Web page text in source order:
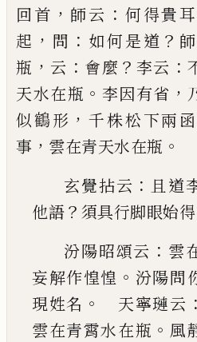
回首 ， 師云 ： 何得貴
起 ， 問 ： 如何是道 ？
瓶 ， 云 ： 會麼 ？ 李云 ：
天水在瓶 。 李因有省 ，
似鶴形 ，千株松下兩
事 ， 雲在青天水在瓶 。
玄覺拈云 ： 且道
他語？ 須具行脚眼始得
汾陽昭頌云 ： 雲
妄解作惶惶 。 汾陽問
現姓名 。 天寧璉云 ：
雲在青霄水在瓶 。 風